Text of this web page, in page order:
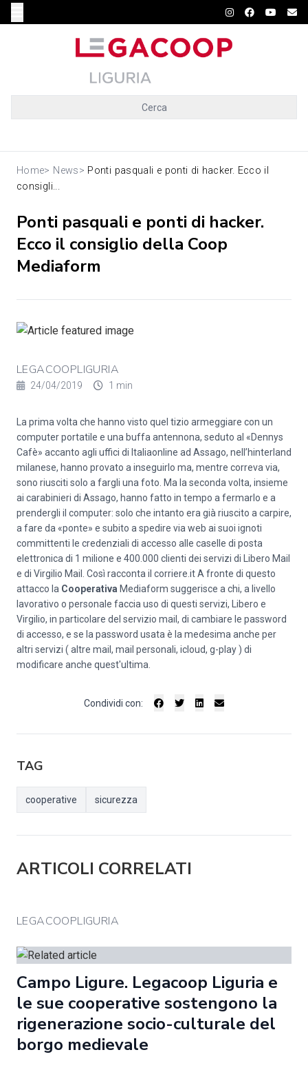
Cerca
Home> News> Ponti pasquali e ponti di hacker. Ecco il
consigli...
Ponti pasquali e ponti di hacker.
Ecco il consiglio della Coop
Mediaform
LEGACOOPLIGURIA
24/04/2019 1 min
La prima volta che hanno visto quel tizio armeggiare con un
computer portatile e una buffa antennona, seduto al «Dennys
Cafè» accanto agli uffici di Italiaonline ad Assago, nell’hinterland
milanese, hanno provato a inseguirlo ma, mentre correva via,
sono riusciti solo a fargli una foto. Ma la seconda volta, insieme
ai carabinieri di Assago, hanno fatto in tempo a fermarlo e a
prendergli il computer: solo che intanto era già riuscito a carpire,
a fare da «ponte» e subito a spedire via web ai suoi ignoti
committenti le credenziali di accesso alle caselle di posta
elettronica di 1 milione e 400.000 clienti dei servizi di Libero Mail
e di Virgilio Mail. Così racconta il corriere.it A fronte di questo
attacco la Cooperativa Mediaform suggerisce a chi, a livello
lavorativo o personale faccia uso di questi servizi, Libero e
Virgilio, in particolare del servizio mail, di cambiare le password
di accesso, e se la password usata è la medesima anche per
altri servizi ( altre mail, mail personali, icloud, g-play ) di
modificare anche quest'ultima.
Condividi con:
TAG
cooperative sicurezza
ARTICOLI CORRELATI
LEGACOOPLIGURIA
Campo Ligure. Legacoop Liguria e
le sue cooperative sostengono la
rigenerazione socio-culturale del
borgo medievale